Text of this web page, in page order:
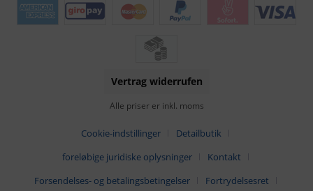
Vertrag widerrufen
Alle priser er inkl. moms
Cookie-indstillinger
Detailbutik
foreløbige juridiske oplysninger
Kontakt
Forsendelses- og betalingsbetingelser
Fortrydelsesret